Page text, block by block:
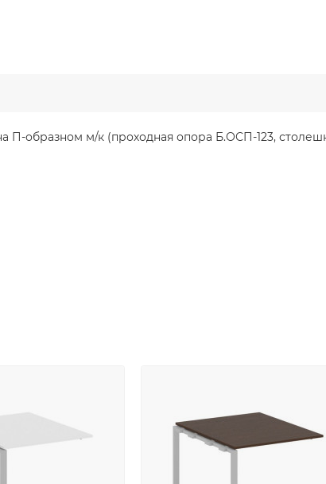
П-образном м/к (проходная опора Б.ОСП-123,